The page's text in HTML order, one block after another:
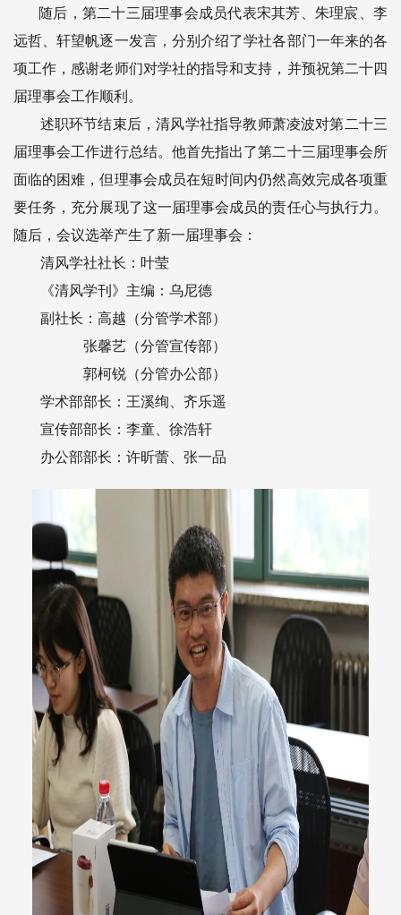
随后，第二十三届理事会成员代表宋其芳、朱理宸、李
远哲、轩望帆逐一发言，分别介绍了学社各部门一年来的各
项工作，感谢老师们对学社的指导和支持，并预祝第二十四
届理事会工作顺利。
述职环节结束后，清风学社指导教师萧凌波对第二十三
届理事会工作进行总结。他首先指出了第二十三届理事会所
面临的困难，但理事会成员在短时间内仍然高效完成各项重
要任务，充分展现了这一届理事会成员的责任心与执行力。
随后，会议选举产生了新一届理事会：
清风学社社长：叶莹
《清风学刊》主编：乌尼德
副社长：高越（分管学术部）
张馨艺（分管宣传部）
郭柯锐（分管办公部）
学术部部长：王溪绚、齐乐遥
宣传部部长：李童、徐浩轩
办公部部长：许昕蕾、张一品